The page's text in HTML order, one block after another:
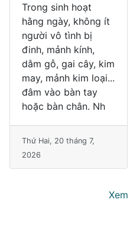
Trong sinh hoạt
hằng ngày, không ít
người vô tình bị
đinh, mảnh kính,
dằm gỗ, gai cây, kim
may, mảnh kim loại...
đâm vào bàn tay
hoặc bàn chân. Nh
Thứ Hai, 20 tháng 7,
2026